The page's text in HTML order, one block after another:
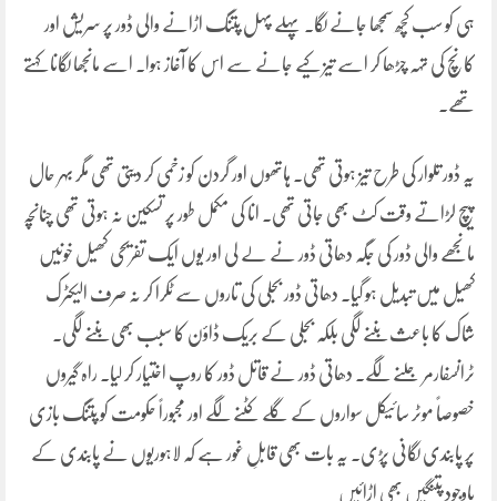
ہی کو سب کچھ سمجھا جانے لگا۔ پہلے پہل پتنگ اڑانے والی ڈور پر سریش اور
کانچ کی تہہ چڑھا کر اسے تیز کیے جانے سے اس کا آغاز ہوا۔ اسے مانجھا لگانا کہتے
تھے۔
یہ ڈور تلوار کی طرح تیز ہوتی تھی۔ ہاتھوں اور گردن کو زخمی کر دیتی تھی مگر بہر حال
پیچ لڑاتے وقت کٹ بھی جاتی تھی۔ انا کی مکمل طور پر تسکین نہ ہوتی تھی چنانچہ
مانجھے والی ڈور کی جگہ دھاتی ڈور نے لے لی اور یوں ایک تفریحی کھیل خونیں
کھیل میں تبدیل ہو گیا۔ دھاتی ڈور بجلی کی تاروں سے ٹکرا کر نہ صرف الیکٹرک
شاک کا باعث بننے لگی بلکہ بجلی کے بریک ڈاؤن کا سبب بھی بننے لگی۔
ٹرانسفارمر جلنے لگے۔ دھاتی ڈور نے قاتل ڈور کا روپ اختیار کر لیا۔ راہ گیروں
خصوصاً موٹر سائیکل سواروں کے گلے کٹنے لگے اور مجبوراً حکومت کو پتنگ بازی
پر پابندی لگانی پڑی۔ یہ بات بھی قابلِ غور ہے کہ لاہوریوں نے پابندی کے
باوجود پتنگیں بھی اڑائیں